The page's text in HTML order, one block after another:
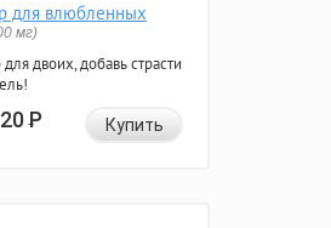
для влюбленных
мг)
двоих, добавь страсти
Р Купить